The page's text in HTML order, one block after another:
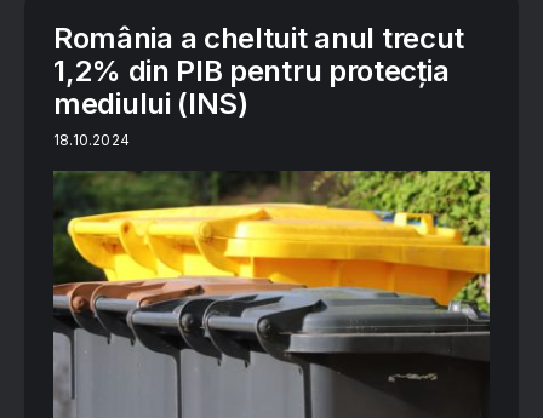
România a cheltuit anul trecut
1,2% din PIB pentru protecţia
mediului (INS)
18.10.2024